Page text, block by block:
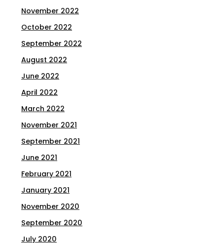
November 2022
October 2022
September 2022
August 2022
June 2022
April 2022
March 2022
November 2021
September 2021
June 2021
February 2021
January 2021
November 2020
September 2020
July 2020